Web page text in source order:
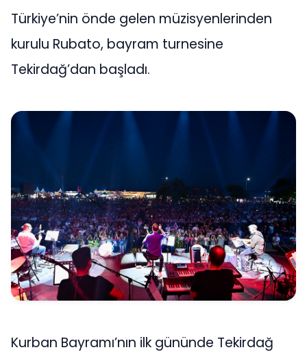
Türkiye’nin önde gelen müzisyenlerinden
kurulu Rubato, bayram turnesine
Tekirdağ’dan başladı.
Kurban Bayramı’nın ilk gününde Tekirdağ